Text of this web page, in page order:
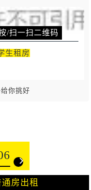
/扫一扫二维码
生租房
你挑好
房出租